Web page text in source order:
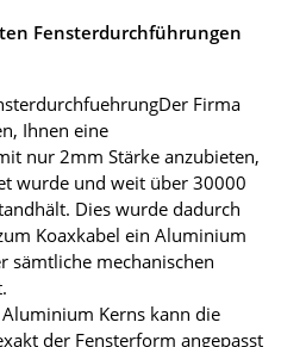
Fensterdurchführungen
Firma
Ihnen eine
nur 2mm Stärke anzubieten,
wurde und weit über 30000
Dies wurde dadurch
Koaxkabel ein Aluminium
sämtliche mechanischen
Kerns kann die
der Fensterform angepasst